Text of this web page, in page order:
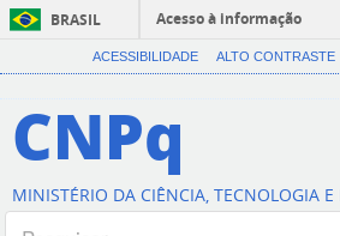
BRASIL
Acesso à informação
ACESSIBILIDADE ALTO CONTRASTE
CNPq
MINISTÉRIO DA CIÊNCIA, TECNOLOGIA E